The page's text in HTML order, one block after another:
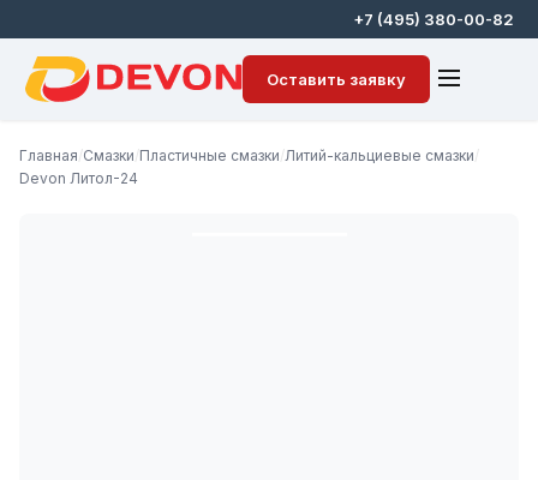
+7 (495) 380-00-82
Оставить заявку
Главная Смазки Пластичные смазки Литий-кальциевые смазки
Devon Литол-24